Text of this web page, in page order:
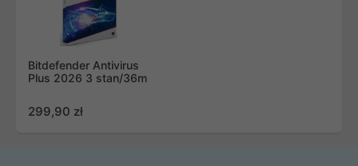
Bitdefender Antivirus
Plus 2026 3 stan/36m
299,90 zł